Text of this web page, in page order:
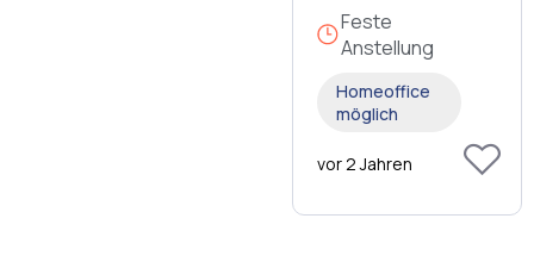
Feste
Anstellung
Homeoffice
möglich
vor 2 Jahren